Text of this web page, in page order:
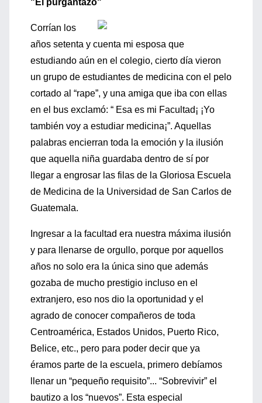
"El purgantazo"
Corrían los
años setenta y cuenta mi esposa que
estudiando aún en el colegio, cierto día vieron
un grupo de estudiantes de medicina con el pelo
cortado al “rape”, y una amiga que iba con ellas
en el bus exclamó: “ Esa es mi Facultad¡ ¡Yo
también voy a estudiar medicina¡”. Aquellas
palabras encierran toda la emoción y la ilusión
que aquella niña guardaba dentro de sí por
llegar a engrosar las filas de la Gloriosa Escuela
de Medicina de la Universidad de San Carlos de
Guatemala.
Ingresar a la facultad era nuestra máxima ilusión
y para llenarse de orgullo, porque por aquellos
años no solo era la única sino que además
gozaba de mucho prestigio incluso en el
extranjero, eso nos dio la oportunidad y el
agrado de conocer compañeros de toda
Centroamérica, Estados Unidos, Puerto Rico,
Belice, etc., pero para poder decir que ya
éramos parte de la escuela, primero debíamos
llenar un “pequeño requisito”... “Sobrevivir” el
bautizo a los “nuevos”. Esta especial